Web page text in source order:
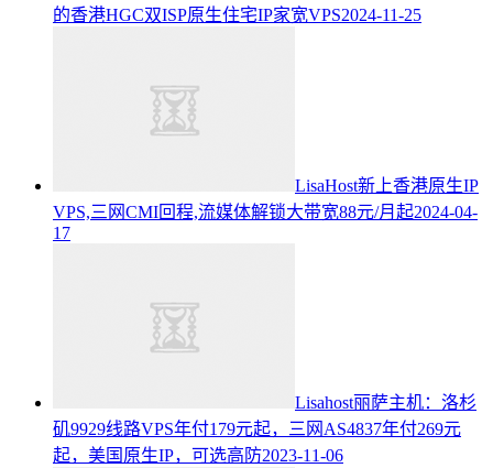
的香港HGC双ISP原生住宅IP家宽VPS2024-11-25
LisaHost新上香港原生IP
VPS,三网CMI回程,流媒体解锁大带宽88元/月起2024-04-
17
Lisahost丽萨主机：洛杉
矶9929线路VPS年付179元起，三网AS4837年付269元
起，美国原生IP，可选高防2023-11-06